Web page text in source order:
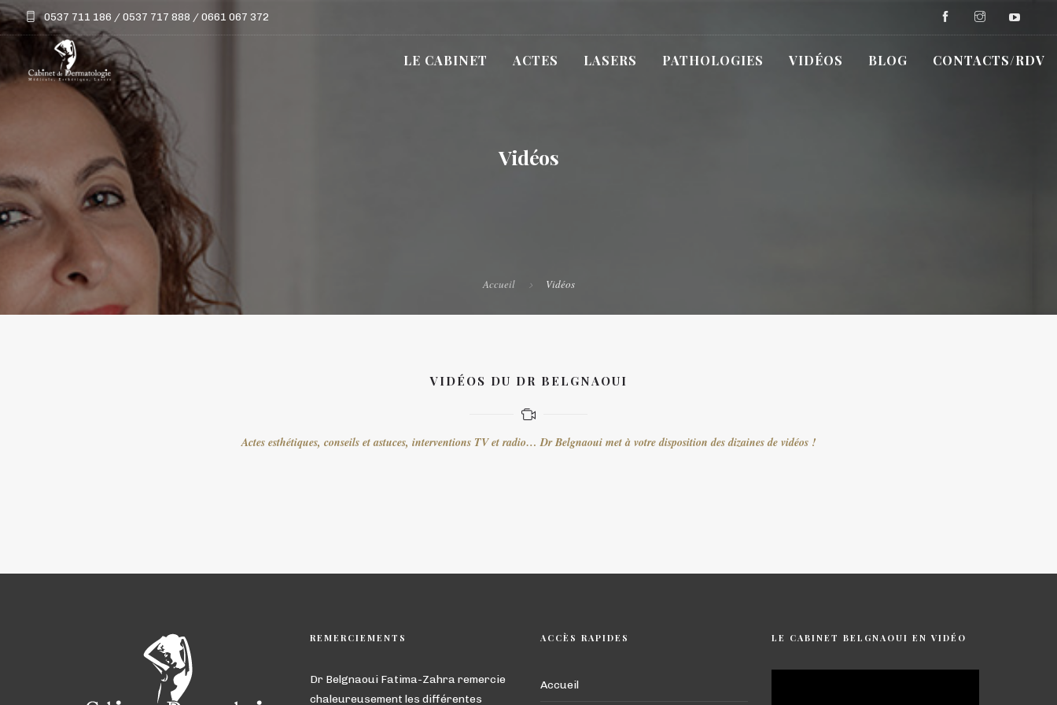
0537 711 186 / 0537 717 888 / 0661 067 372
LE CABINET ACTES LASERS PATHOLOGIES VIDÉOS BLOG CONTACTS/RDV
Vidéos
Accueil Vidéos
VIDÉOS DU DR BELGNAOUI
Actes esthétiques, conseils et astuces, interventions TV et radio… Dr Belgnaoui met à votre disposition des dizaines de vidéos !
REMERCIEMENTS
Dr Belgnaoui Fatima-Zahra remercie
chaleureusement les différentes
ACCÈS RAPIDES
Accueil
LE CABINET BELGNAOUI EN VIDÉO